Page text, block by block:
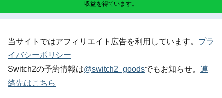
収益を得ています。
当サイトではアフィリエイト広告を利用しています。 プラ
イバシーポリシー
Switch2の予約情報は@switch2_goodsでもお知らせ。 連
絡先はこちら